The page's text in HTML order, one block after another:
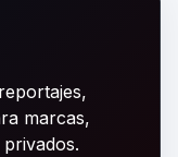
marcas,